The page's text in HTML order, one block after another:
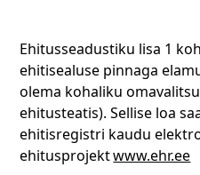
Ehitusseadustiku lisa 1
ehitisealuse pinnaga
olema kohaliku
ehitusteatis). Sellise loa
ehitisregistri kaudu
ehitusprojektwww.ehr.ee